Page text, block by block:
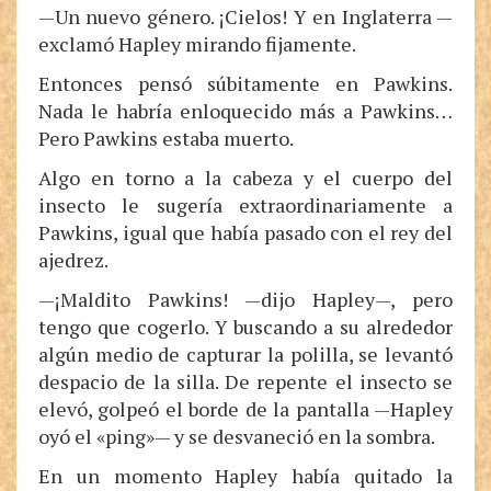
—Un nuevo género. ¡Cielos! Y en Inglaterra —
exclamó Hapley mirando fijamente.
Entonces pensó súbitamente en Pawkins.
Nada le habría enloquecido más a Pawkins…
Pero Pawkins estaba muerto.
Algo en torno a la cabeza y el cuerpo del
insecto le sugería extraordinariamente a
Pawkins, igual que había pasado con el rey del
ajedrez.
—¡Maldito Pawkins! —dijo Hapley—, pero
tengo que cogerlo. Y buscando a su alrededor
algún medio de capturar la polilla, se levantó
despacio de la silla. De repente el insecto se
elevó, golpeó el borde de la pantalla —Hapley
oyó el «ping»— y se desvaneció en la sombra.
En un momento Hapley había quitado la